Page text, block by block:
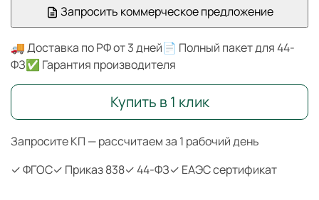
Запросите КП — рассчитаем за 1 рабочий день
✓ ФГОС✓ Приказ 838✓ 44-ФЗ✓ ЕАЭС сертификат
Запросить коммерческое предложение
🚚 Доставка по РФ от 3 дней📄 Полный пакет для 44-
ФЗ✅ Гарантия производителя
Купить в 1 клик